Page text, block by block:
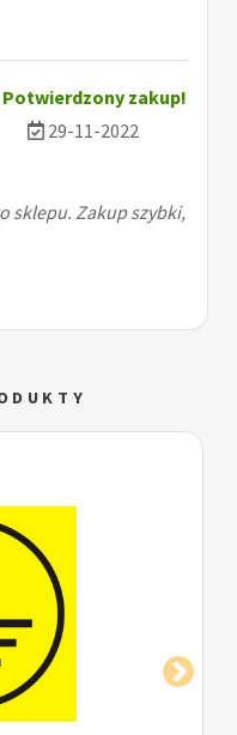
Potwierdzony zakup!
29-11-2022
sklepu. Zakup szybki,